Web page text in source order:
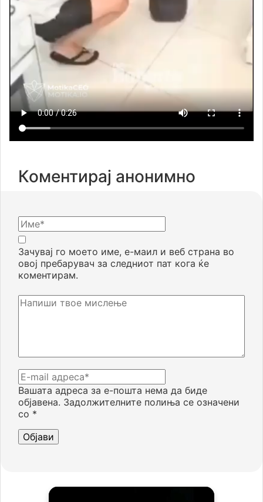
Коментирај анонимно
Вашата адреса за е-пошта нема да биде
објавена. Задолжителните полиња се означени
со *
Зачувај го моето име, е-маил и веб страна во
овој пребарувач за следниот пат кога ќе
коментирам.